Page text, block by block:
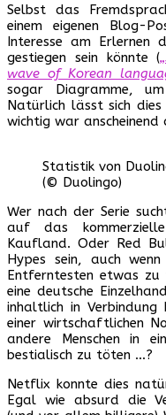
Selbst das
einem eigenen Blog-
Interesse am Erlernen
gestiegen sein könnte (
wave of Korean
sogar Diagramme,
Natürlich lässt sich
wichtig war
Statistik von
(© Duolingo)
Wer nach der Serie
auf das
Kaufland. Oder Red
Hypes sein, auch
Entferntesten etwas
eine deutsche
inhaltlich in Verbindung
einer wirtschaftlichen
andere Menschen in
bestialisch zu töten …?
Netflix konnte dies
Egal wie absurd die